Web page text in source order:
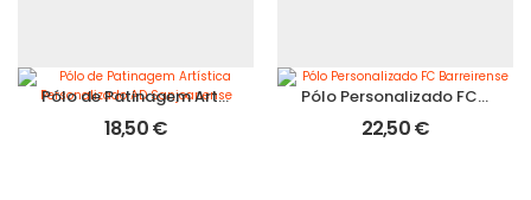
Pólo de Patinagem Artística Personalizado AD Sanjoanense
18,50€
Pólo Personalizado FC Barreirense
22,50€